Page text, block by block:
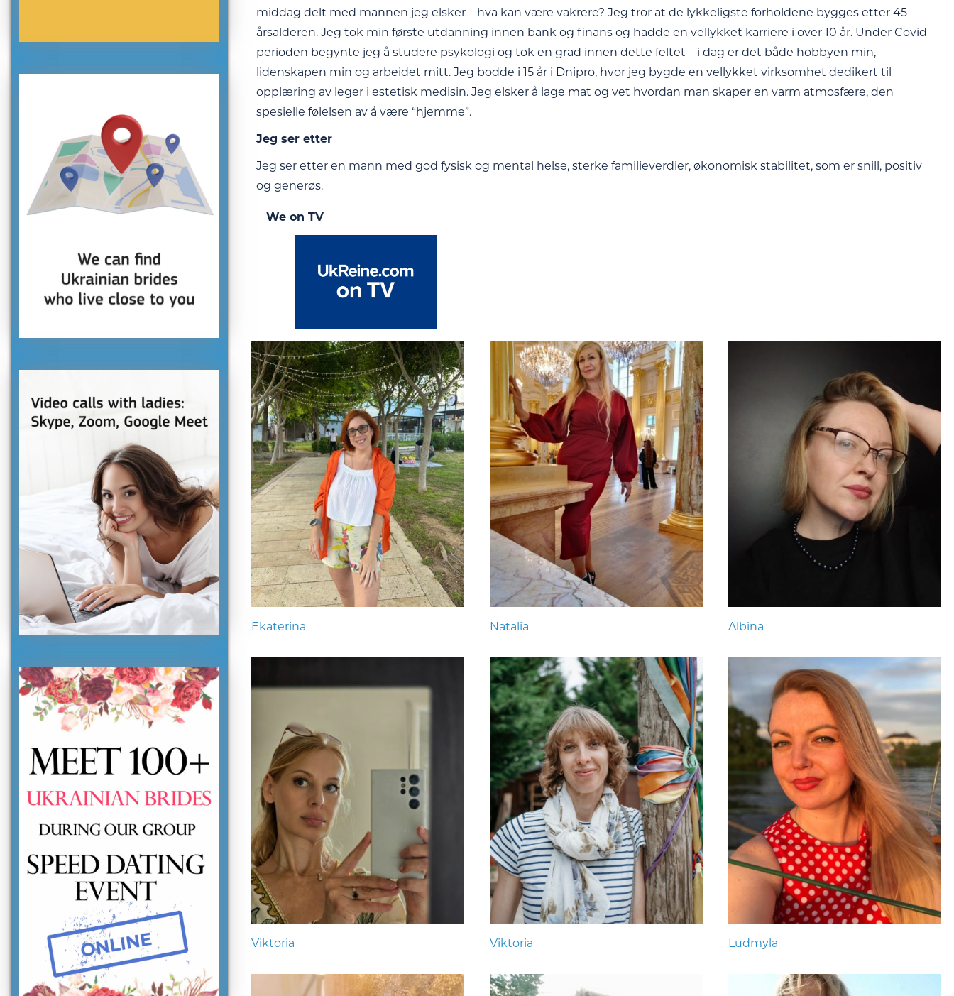
middag delt med mannen jeg elsker – hva kan være vakrere? Jeg tror at de lykkeligste forholdene bygges etter 45-
årsalderen. Jeg tok min første utdanning innen bank og finans og hadde en vellykket karriere i over 10 år. Under Covid-
perioden begynte jeg å studere psykologi og tok en grad innen dette feltet – i dag er det både hobbyen min,
lidenskapen min og arbeidet mitt. Jeg bodde i 15 år i Dnipro, hvor jeg bygde en vellykket virksomhet dedikert til
opplæring av leger i estetisk medisin. Jeg elsker å lage mat og vet hvordan man skaper en varm atmosfære, den
spesielle følelsen av å være “hjemme”.
Jeg ser etter
Jeg ser etter en mann med god fysisk og mental helse, sterke familieverdier, økonomisk stabilitet, som er snill, positiv
og generøs.
We on TV
Ekaterina Natalia Albina
Viktoria Viktoria Ludmyla